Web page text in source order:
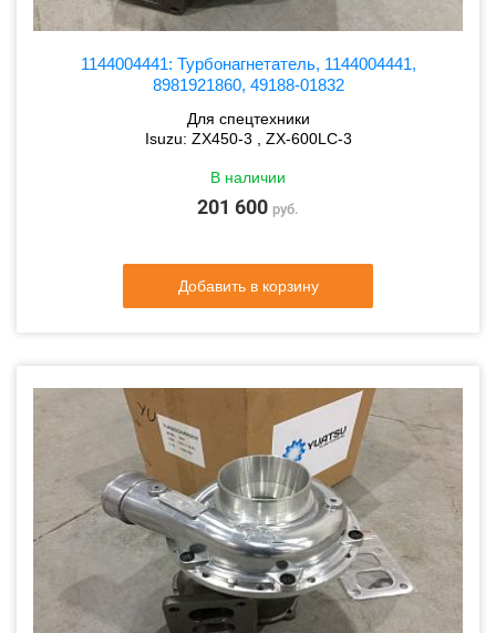
1144004441: Турбонагнетатель, 1144004441,
8981921860, 49188-01832
Для спецтехники
Isuzu: ZX450-3 , ZX-600LC-3
В наличии
201 600 руб.
Добавить в корзину